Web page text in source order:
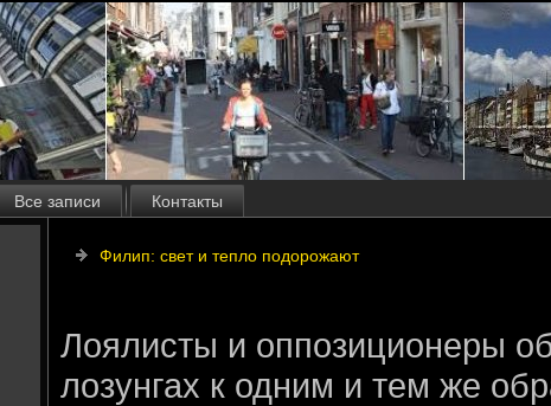
Все записи Контакты
Филип: свет и тепло подорожают
Лоялисты и оппозиционеры
лозунгах к одним и тем же